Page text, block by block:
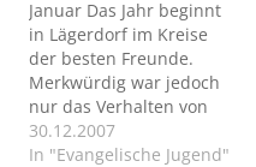
Januar Das Jahr beginnt
in Lägerdorf im Kreise
der besten Freunde.
Merkwürdig war jedoch
nur das Verhalten von
Aila, was sich in der
Rückschau erklären
30.12.2007
In "Evangelische Jugend"